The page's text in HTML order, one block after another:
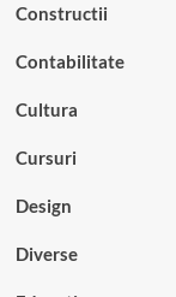
Constructii
Contabilitate
Cultura
Cursuri
Design
Diverse